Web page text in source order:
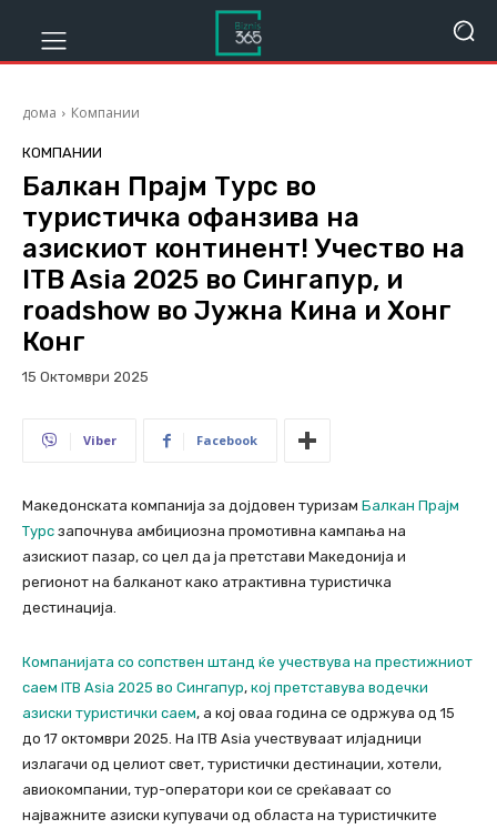
дома Компании
КОМПАНИИ
Балкан Прајм Турс во
туристичка офанзива на
азискиот континент! Учество на
ITB Asia 2025 во Сингапур, и
roadshow во Јужна Кина и Хонг
Конг
15 Октомври 2025
Viber Facebook
Македонската компанија за дојдовен туризам Балкан Прајм
Турс започнува амбициозна промотивна кампања на
азискиот пазар, со цел да ја претстави Македонија и
регионот на балканот како атрактивна туристичка
дестинација.
Компанијата со сопствен штанд ќе учествува на престижниот
саем ITB Asia 2025 во Сингапур, кој претставува водечки
азиски туристички саем, а кој оваа година се одржува од 15
до 17 октомври 2025. На ITB Asia учествуваат илјадници
излагачи од целиот свет, туристички дестинации, хотели,
авиокомпании, тур-оператори кои се среќаваат со
најважните азиски купувачи од областа на туристичките